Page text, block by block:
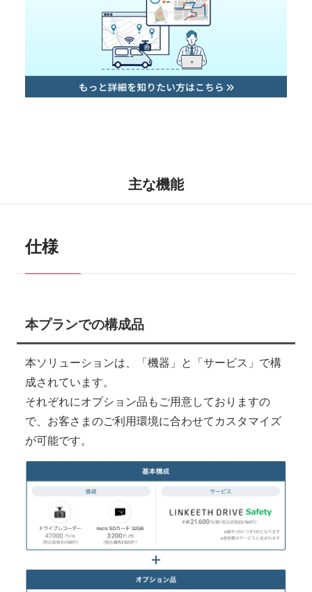
主な機能
仕様
本プランでの構成品
本ソリューションは、「機器」と「サービス」で構
成されています。
それぞれにオプション品もご用意しておりますの
で、お客さまのご利用環境に合わせてカスタマイズ
が可能です。